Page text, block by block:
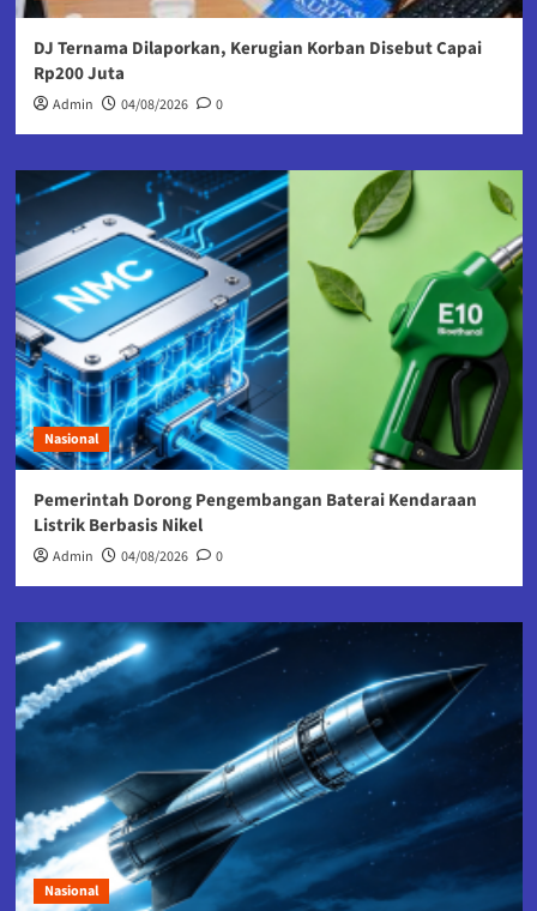
DJ Ternama Dilaporkan, Kerugian Korban Disebut Capai
Rp200 Juta
Admin 04/08/2026 0
Nasional
Pemerintah Dorong Pengembangan Baterai Kendaraan
Listrik Berbasis Nikel
Admin 04/08/2026 0
Nasional